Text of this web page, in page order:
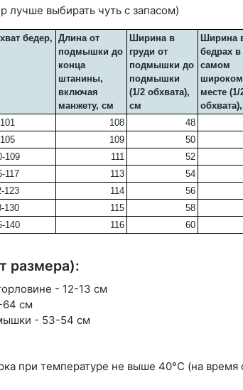
лучше выбирать чуть с запасом)
бедер, Длина от
подмышки до
конца
штанины,
включая
манжету, см
Ширина в
груди от
подмышки до
подмышки
(1/2 обхвата),
см
Ширина
бедрах в
самом
широком
месте (1/
108 48
109 50
109 111 52
117 113 54
123 114 56
130 115 58
140 116 60
размера):
- 12-13 см
см
- 53-54 см
при температуре не выше 40°С (на время